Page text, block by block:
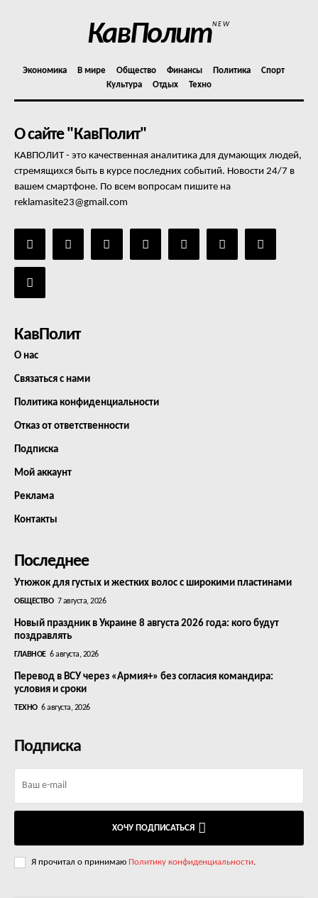
КавПолитNEW
Экономика В мире Общество Финансы Политика
Спорт
Культура
Отдых Техно
О сайте "КавПолит"
КАВПОЛИТ - это качественная аналитика для думающих людей,
стремящихся быть в курсе последних событий. Новости 24/7 в
вашем смартфоне. По всем вопросам пишите на
reklamasite23@gmail.com
КавПолит
О нас
Связаться с нами
Политика конфиденциальности
Отказ от ответственности
Подписка
Мой аккаунт
Реклама
Контакты
Последнее
Утюжок для густых и жестких волос с широкими пластинами
ОБЩЕСТВО 7 августа, 2026
Новый праздник в Украине 8 августа 2026 года: кого будут
поздравлять
ГЛАВНОЕ 6 августа, 2026
Перевод в ВСУ через «Армия+» без согласия командира:
условия и сроки
ТЕХНО 6 августа, 2026
Подписка
ХОЧУ ПОДПИСАТЬСЯ
Я прочитал о принимаю Политику конфиденциальности.